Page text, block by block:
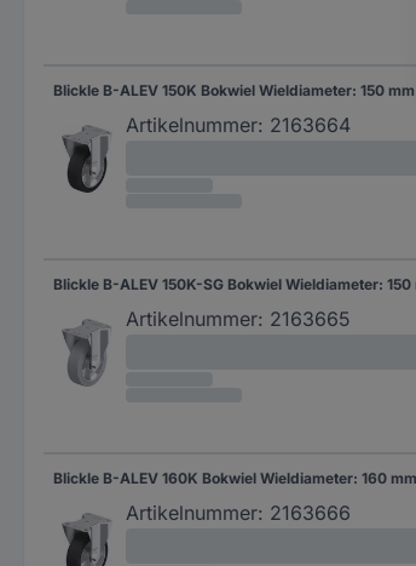
Artikelnummer: 2163664
Artikelnummer: 2163665
Artikelnummer: 2163666